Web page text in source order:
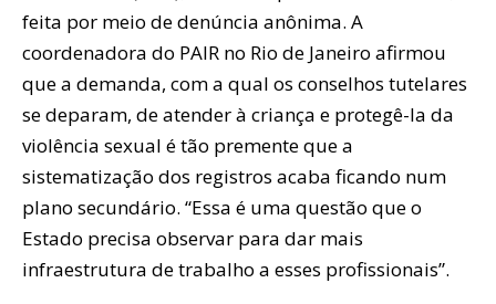
feita por meio de denúncia anônima. A
coordenadora do PAIR no Rio de Janeiro afirmou
que a demanda, com a qual os conselhos tutelares
se deparam, de atender à criança e protegê-la da
violência sexual é tão premente que a
sistematização dos registros acaba ficando num
plano secundário. “Essa é uma questão que o
Estado precisa observar para dar mais
infraestrutura de trabalho a esses profissionais”.